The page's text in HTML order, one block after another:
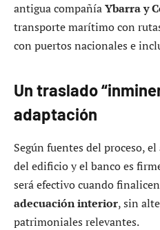
antigua compañíaYbarra y
transporte marítimo con
con puertos nacionales e
Un traslado
adaptación
Según fuentes del proceso,
del edificio y el banco es
será efectivo cuando
adecuación interior, sin
patrimoniales relevantes.